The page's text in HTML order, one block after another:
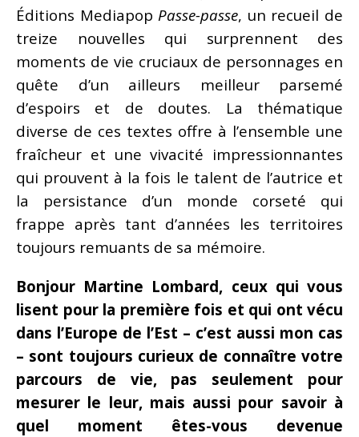
Éditions Mediapop Passe-passe, un recueil de
treize nouvelles qui surprennent des
moments de vie cruciaux de personnages en
quête d’un ailleurs meilleur parsemé
d’espoirs et de doutes. La thématique
diverse de ces textes offre à l’ensemble une
fraîcheur et une vivacité impressionnantes
qui prouvent à la fois le talent de l’autrice et
la persistance d’un monde corseté qui
frappe après tant d’années les territoires
toujours remuants de sa mémoire.
Bonjour Martine Lombard, ceux qui vous
lisent pour la première fois et qui ont vécu
dans l’Europe de l’Est – c’est aussi mon cas
– sont toujours curieux de connaître votre
parcours de vie, pas seulement pour
mesurer le leur, mais aussi pour savoir à
quel moment êtes-vous devenue